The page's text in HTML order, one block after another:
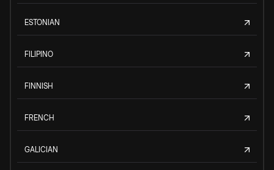
ESTONIAN
FILIPINO
FINNISH
FRENCH
GALICIAN